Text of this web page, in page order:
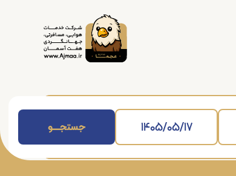
جستجــــــو